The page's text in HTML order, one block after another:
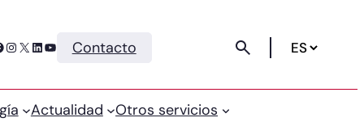
Instagram X LinkedIn YouTube Contacto
Actualidad Otros servicios